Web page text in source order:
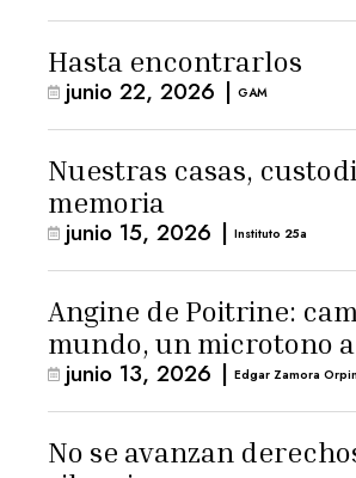
Hasta encontrarlos
junio 22, 2026 | GAM
Nuestras casas,
memoria
junio 15, 2026 | Instituto 25a
Angine de Poitrine:
mundo, un microtono
junio 13, 2026 | Edgar Zamora
No se avanzan